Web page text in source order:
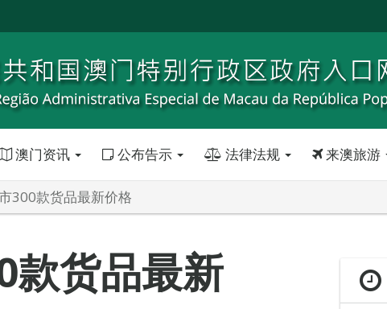
澳门资讯 公布告示 法律法规 来澳旅游
300款货品最新价格
款货品最新